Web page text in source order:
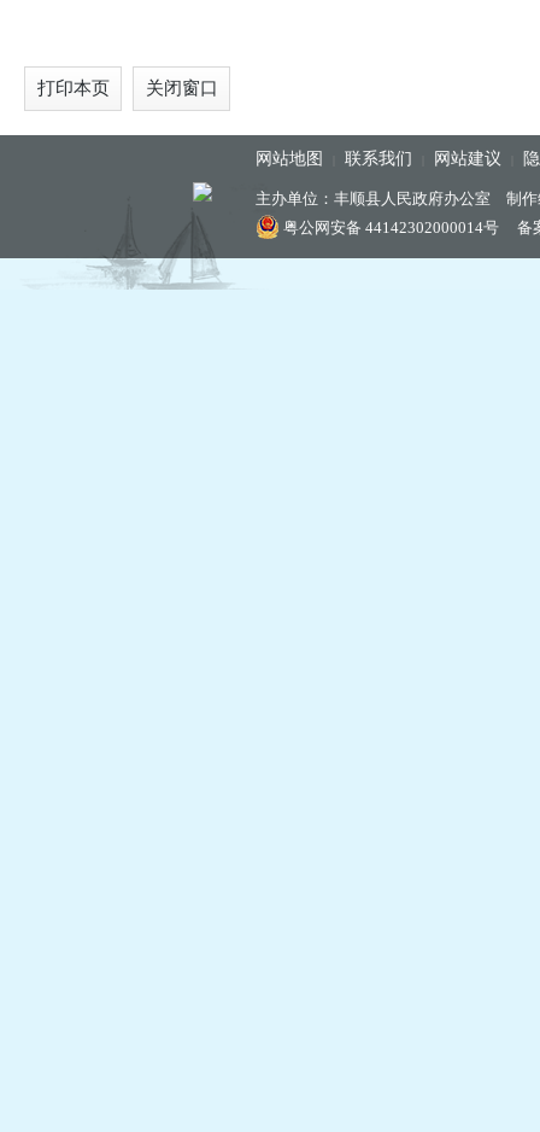
打印本页 关闭窗口
网站地图 联系我们 网站建议
主办单位：丰顺县人民政府办公室 制
粤公网安备 44142302000014号
备